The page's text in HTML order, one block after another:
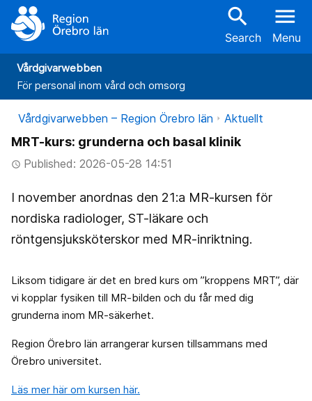
search
Search
menu
Menu
Vårdgivarwebben
För personal inom vård och omsorg
Vårdgivarwebben – Region Örebro län Aktuellt
MRT-kurs: grunderna och basal klinik
access_timePublished: 2026-05-28 14:51
I november anordnas den 21:a MR-kursen för
nordiska radiologer, ST-läkare och
röntgensjuksköterskor med MR-inriktning.
Liksom tidigare är det en bred kurs om ”kroppens MRT”, där
vi kopplar fysiken till MR-bilden och du får med dig
grunderna inom MR-säkerhet.
Region Örebro län arrangerar kursen tillsammans med
Örebro universitet.
Läs mer här om kursen här.